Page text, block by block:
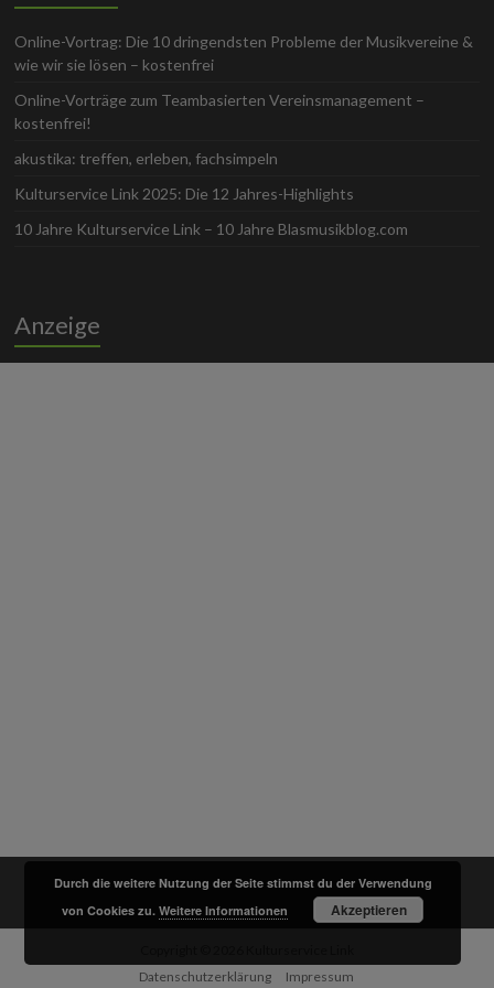
Online-Vortrag: Die 10 dringendsten Probleme der Musikvereine &
wie wir sie lösen – kostenfrei
Online-Vorträge zum Teambasierten Vereinsmanagement –
kostenfrei!
akustika: treffen, erleben, fachsimpeln
Kulturservice Link 2025: Die 12 Jahres-Highlights
10 Jahre Kulturservice Link – 10 Jahre Blasmusikblog.com
Anzeige
Datenschutzerklärung
Impressum
Durch die weitere Nutzung der Seite stimmst du der Verwendung
von Cookies zu.Weitere Informationen Akzeptieren